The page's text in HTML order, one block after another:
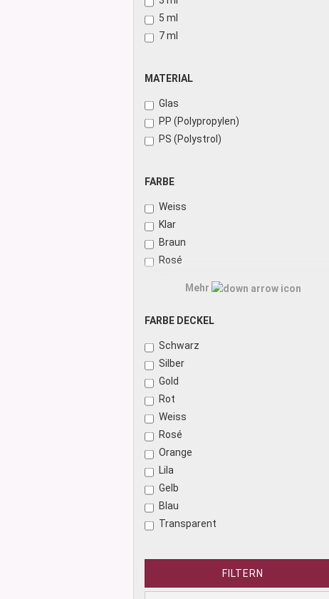
Glasdose
Vorratsglas
Dose Saba
5 ml
7 ml
MATERIAL
MATERIAL
Glas
PP (Polypropylen)
PS (Polystrol)
FARBE
FARBE
Weiss
Klar
Braun
Rosé
Transparent
Mehr
FARBE
FARBE DECKEL
Schwarz
Silber
Gold
Rot
Weiss
Rosé
Orange
Lila
Gelb
Blau
Transparent
FILTERN